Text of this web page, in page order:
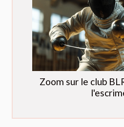
Zoom sur le club